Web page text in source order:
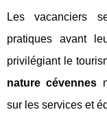
Les vacanciers
pratiques avant
privilégiant le
nature cévennes
sur les services et